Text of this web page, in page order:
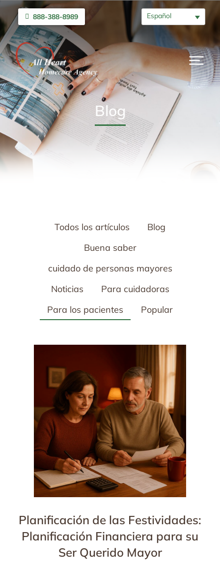
888-388-8989 Español
Blog
Todos los artículos
Blog
Buena saber
cuidado de personas mayores
Noticias
Para cuidadoras
Para los pacientes
Popular
Planificación de las Festividades:
Planificación Financiera para su
Ser Querido Mayor